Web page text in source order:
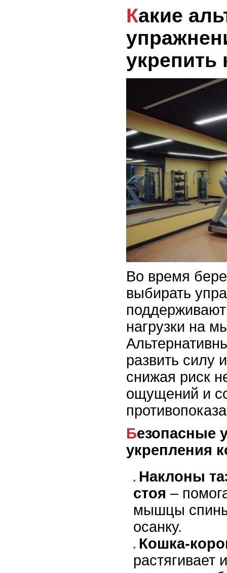
Какие альтернативные
укрепить
Во время
выбирать
нагрузки на
развить силу
снижая риск
ощущений и
Безопасные упражнения для
укрепления
Наклоны
стоя –
мышцы
осанку.
Кошка-
растягивает